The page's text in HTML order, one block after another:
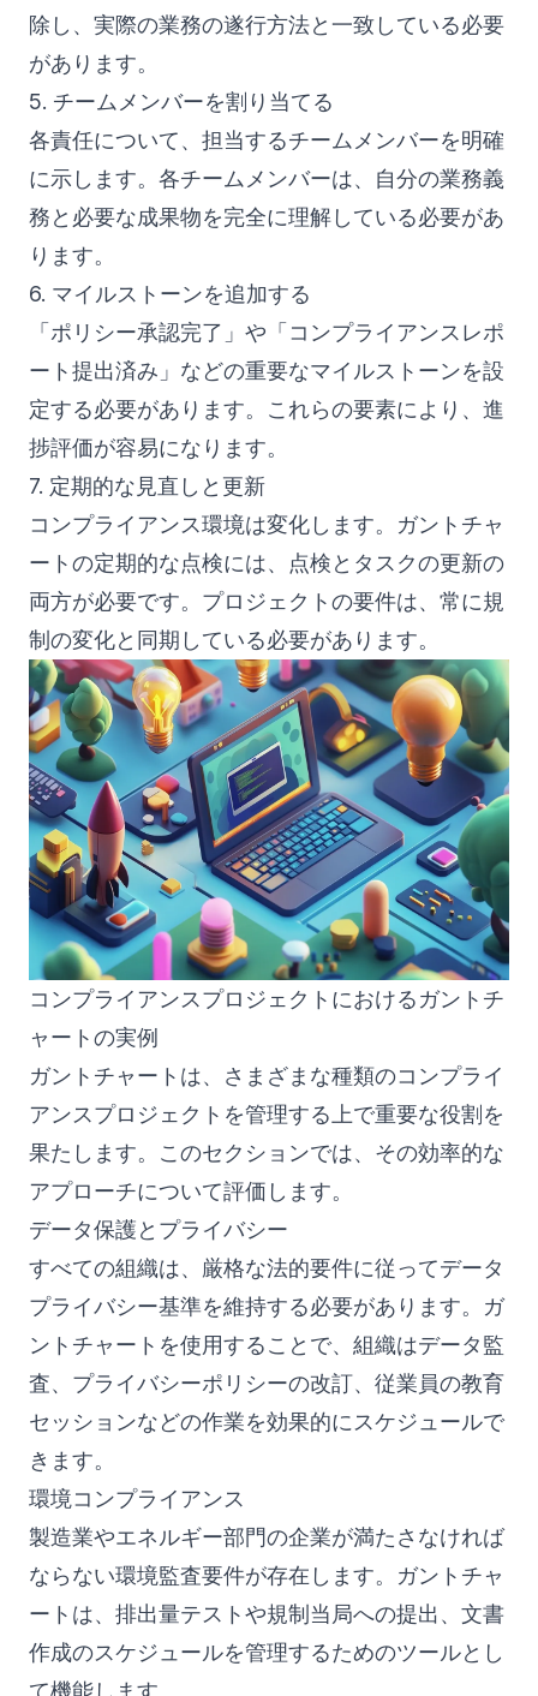
除し、実際の業務の遂行方法と一致している必要
があります。
5. チームメンバーを割り当てる
各責任について、担当するチームメンバーを明確
に示します。各チームメンバーは、自分の業務義
務と必要な成果物を完全に理解している必要があ
ります。
6. マイルストーンを追加する
「ポリシー承認完了」や「コンプライアンスレポ
ート提出済み」などの重要なマイルストーンを設
定する必要があります。これらの要素により、進
捗評価が容易になります。
7. 定期的な見直しと更新
コンプライアンス環境は変化します。ガントチャ
ートの定期的な点検には、点検とタスクの更新の
両方が必要です。プロジェクトの要件は、常に規
制の変化と同期している必要があります。
コンプライアンスプロジェクトにおけるガントチ
ャートの実例
ガントチャートは、さまざまな種類のコンプライ
アンスプロジェクトを管理する上で重要な役割を
果たします。このセクションでは、その効率的な
アプローチについて評価します。
データ保護とプライバシー
すべての組織は、厳格な法的要件に従ってデータ
プライバシー基準を維持する必要があります。ガ
ントチャートを使用することで、組織はデータ監
査、プライバシーポリシーの改訂、従業員の教育
セッションなどの作業を効果的にスケジュールで
きます。
環境コンプライアンス
製造業やエネルギー部門の企業が満たさなければ
ならない環境監査要件が存在します。ガントチャ
ートは、排出量テストや規制当局への提出、文書
作成のスケジュールを管理するためのツールとし
て機能します。